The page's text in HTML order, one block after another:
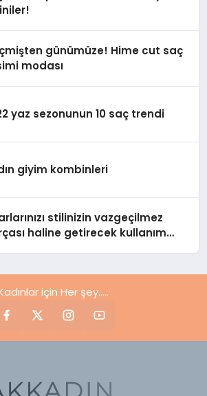
günümüze! Hime cut saç
modası
yaz sezonunun 10 saç trendi
giyim kombinleri
stilinizin vazgeçilmez
haline getirecek kullanım
için Her şey.....